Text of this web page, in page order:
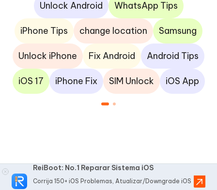
Unlock Android WhatsApp Tips
iPhone Tips change location Samsung
Unlock iPhone Fix Android Android Tips
iOS 17 iPhone Fix SIM Unlock iOS App
ReiBoot: No.1 Reparar Sistema iOS
Corrija 150+ iOS Problemas, Atualizar/Downgrade iOS